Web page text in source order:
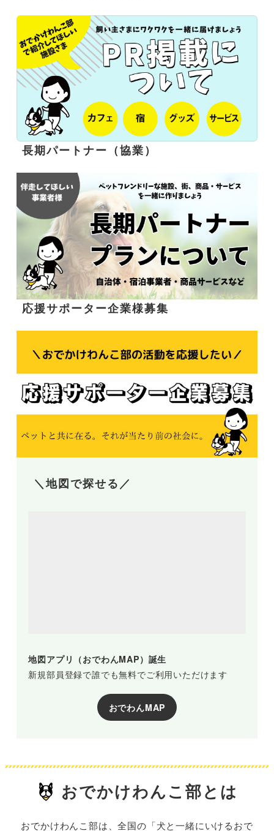
長期パートナー（協業）
応援サポーター企業様募集
＼地図で探せる／
地図アプリ（おでわんMAP）誕生
新規部員登録で誰でも無料でご利用いただけます
おでわんMAP
おでかけわんこ部とは
おでかけわんこ部は、全国の「犬と一緒にいけるおで